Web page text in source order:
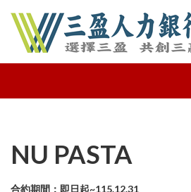
NU PASTA
合約期間：即日起~115.12.31